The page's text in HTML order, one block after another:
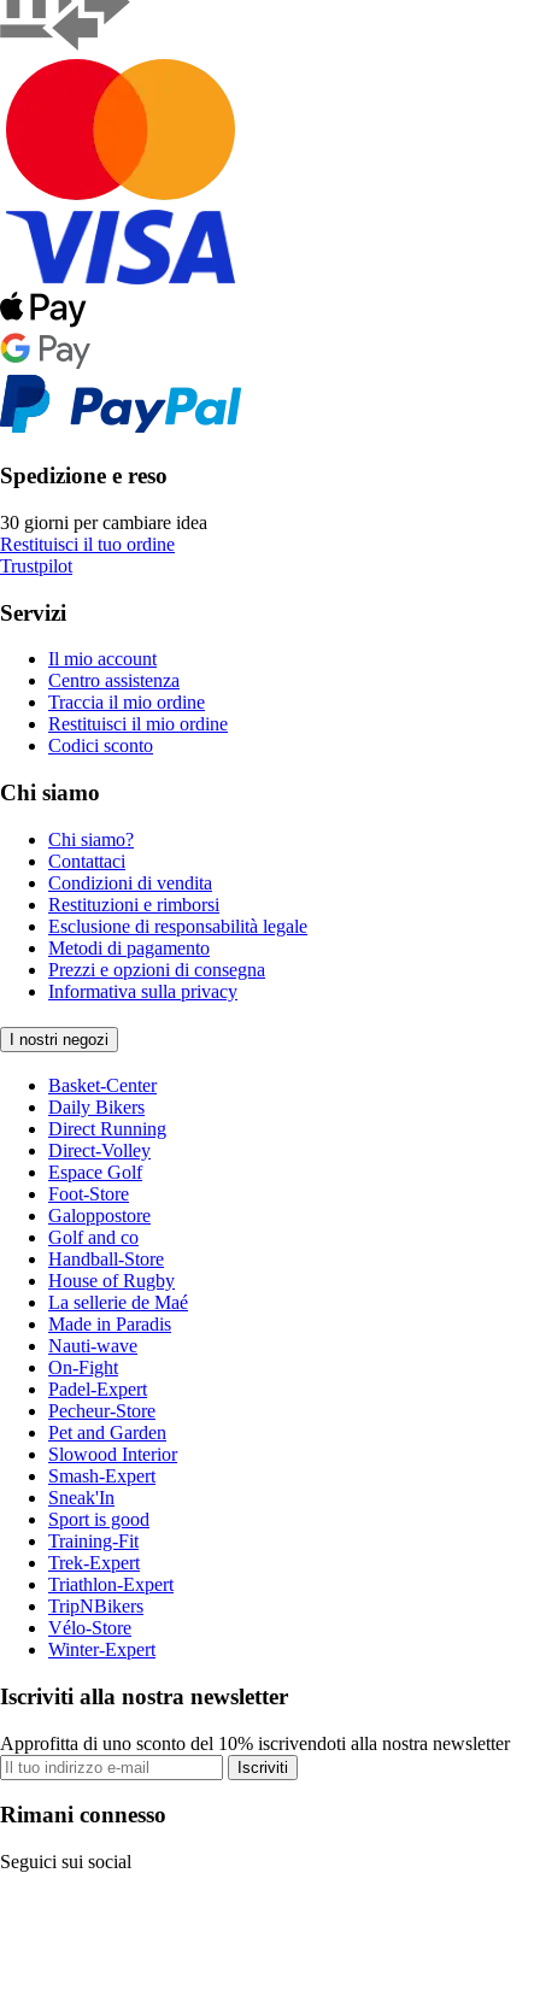
Spedizione e reso
30 giorni per cambiare idea
Restituisci il tuo ordine
Trustpilot
Servizi
Il mio account
Centro assistenza
Traccia il mio ordine
Restituisci il mio ordine
Codici sconto
Chi siamo
Chi siamo?
Contattaci
Condizioni di vendita
Restituzioni e rimborsi
Esclusione di responsabilità legale
Metodi di pagamento
Prezzi e opzioni di consegna
Informativa sulla privacy
I nostri negozi
Basket-Center
Daily Bikers
Direct Running
Direct-Volley
Espace Golf
Foot-Store
Galoppostore
Golf and co
Handball-Store
House of Rugby
La sellerie de Maé
Made in Paradis
Nauti-wave
On-Fight
Padel-Expert
Pecheur-Store
Pet and Garden
Slowood Interior
Smash-Expert
Sneak'In
Sport is good
Training-Fit
Trek-Expert
Triathlon-Expert
TripNBikers
Vélo-Store
Winter-Expert
Iscriviti alla nostra newsletter
Approfitta di uno sconto del 10% iscrivendoti alla nostra newsletter
Iscriviti
Rimani connesso
Seguici sui social